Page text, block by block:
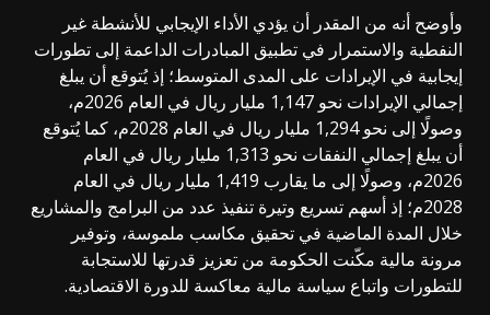
وأوضح أنه من المقدر أن يؤدي الأداء الإيجابي للأنشطة غير
النفطية والاستمرار في تطبيق المبادرات الداعمة إلى تطورات
إيجابية في الإيرادات على المدى المتوسط؛ إذ يُتوقع أن يبلغ
إجمالي الإيرادات نحو 1,147 مليار ريال في العام 2026م،
وصولًا إلى نحو 1,294 مليار ريال في العام 2028م، كما يُتوقع
أن يبلغ إجمالي النفقات نحو 1,313 مليار ريال في العام
2026م، وصولًا إلى ما يقارب 1,419 مليار ريال في العام
2028م؛ إذ أسهم تسريع وتيرة تنفيذ عدد من البرامج والمشاريع
خلال المدة الماضية في تحقيق مكاسب ملموسة، وتوفير
مرونة مالية مكّنت الحكومة من تعزيز قدرتها للاستجابة
للتطورات واتباع سياسة مالية معاكسة للدورة الاقتصادية.